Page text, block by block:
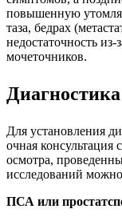
повышенную
таза, бедрах
недостаточность
мочеточников.
Для установления
очная
осмотра,
исследований
ПСА или